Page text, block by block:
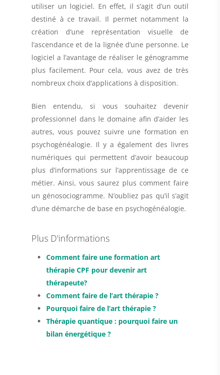
utiliser un logiciel. En effet, il s’agit d’un outil
destiné à ce travail. Il permet notamment la
création d’une représentation visuelle de
l’ascendance et de la lignée d’une personne. Le
logiciel a l’avantage de réaliser le génogramme
plus facilement. Pour cela, vous avez de très
nombreux choix d’applications à disposition.
Bien entendu, si vous souhaitez devenir
professionnel dans le domaine afin d’aider les
autres, vous pouvez suivre une formation en
psychogénéalogie. Il y a également des livres
numériques qui permettent d’avoir beaucoup
plus d’informations sur l’apprentissage de ce
métier. Ainsi, vous saurez plus comment faire
un génosociogramme. N’oubliez pas qu’il s’agit
d’une démarche de base en psychogénéalogie.
Plus D'informations
Comment faire une formation art
thérapie CPF pour devenir art
thérapeute?
Comment faire de l’art thérapie ?
Pourquoi faire de l’art thérapie ?
Thérapie quantique : pourquoi faire un
bilan énergétique ?